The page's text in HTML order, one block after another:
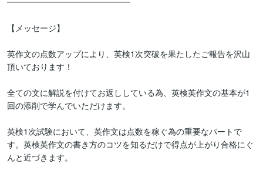
【メッセージ】
英作文の点数アップにより、英検1次突破を果たしたご報告を沢山
頂いております！
全ての文に解説を付けてお返ししている為、英検英作文の基本が1
回の添削で学んでいただけます。
英検1次試験において、英作文は点数を稼ぐ為の重要なパートで
す。英検英作文の書き方のコツを知るだけで得点が上がり合格にぐ
んと近づきます。